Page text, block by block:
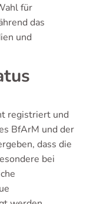
für
das
und
registriert und
BfArM und der
dass die
bei